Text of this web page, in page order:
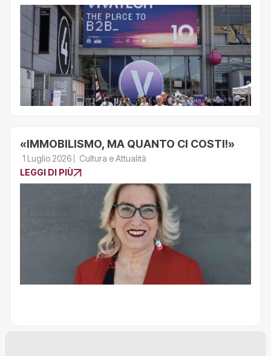
«IMMOBILISMO, MA QUANTO CI COSTI!»
1 Luglio 2026
Cultura e Attualità
LEGGI DI PIÙ